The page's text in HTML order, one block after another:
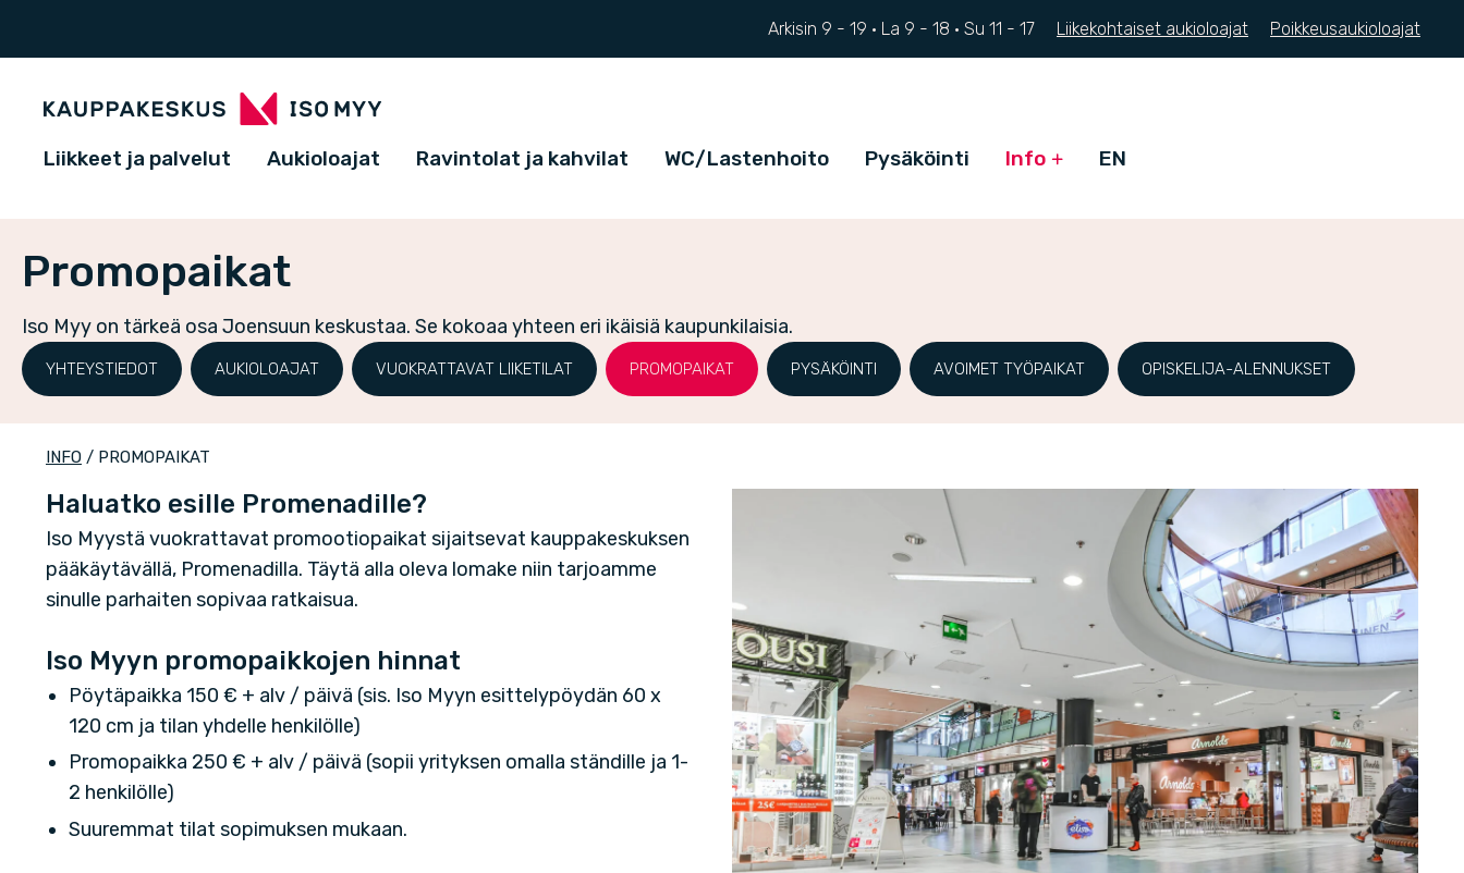
Arkisin 9 - 19 · La 9 - 18 · Su 11 - 17 Liikekohtaiset aukioloajat Poikkeusaukioloajat
Liikkeet ja palvelut Aukioloajat Ravintolat ja kahvilat WC/Lastenhoito Pysäköinti Info EN
Promopaikat
Iso Myy on tärkeä osa Joensuun keskustaa. Se kokoaa yhteen eri ikäisiä kaupunkilaisia.
YHTEYSTIEDOT AUKIOLOAJAT VUOKRATTAVAT LIIKETILAT PROMOPAIKAT PYSÄKÖINTI AVOIMET TYÖPAIKAT OPISKELIJA-ALENNUKSET
INFO / PROMOPAIKAT
Haluatko esille Promenadille?
Iso Myystä vuokrattavat promootiopaikat sijaitsevat kauppakeskuksen
pääkäytävällä, Promenadilla. Täytä alla oleva lomake niin tarjoamme
sinulle parhaiten sopivaa ratkaisua.
Iso Myyn promopaikkojen hinnat
Pöytäpaikka 150 € + alv / päivä (sis. Iso Myyn esittelypöydän 60 x
120 cm ja tilan yhdelle henkilölle)
Promopaikka 250 € + alv / päivä (sopii yrityksen omalla ständille ja 1-
2 henkilölle)
Suuremmat tilat sopimuksen mukaan.